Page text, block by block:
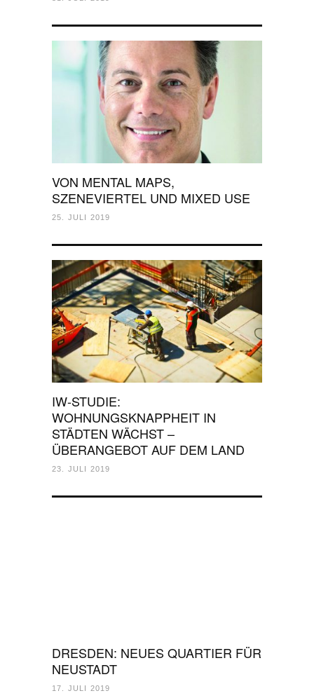
VON MENTAL MAPS,
SZENEVIERTEL UND MIXED USE
25. JULI 2019
IW-STUDIE:
WOHNUNGSKNAPPHEIT IN
STÄDTEN WÄCHST –
ÜBERANGEBOT AUF DEM LAND
23. JULI 2019
DRESDEN: NEUES QUARTIER FÜR
NEUSTADT
17. JULI 2019